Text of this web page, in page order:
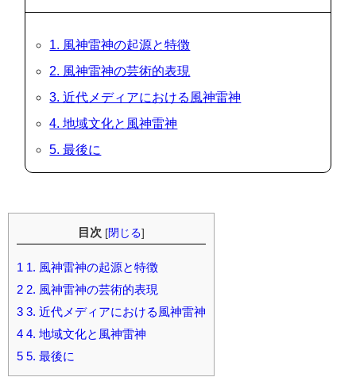
1. 風神雷神の起源と特徴
2. 風神雷神の芸術的表現
3. 近代メディアにおける風神雷神
4. 地域文化と風神雷神
5. 最後に
目次 [閉じる]
1 1. 風神雷神の起源と特徴
2 2. 風神雷神の芸術的表現
3 3. 近代メディアにおける風神雷神
4 4. 地域文化と風神雷神
5 5. 最後に